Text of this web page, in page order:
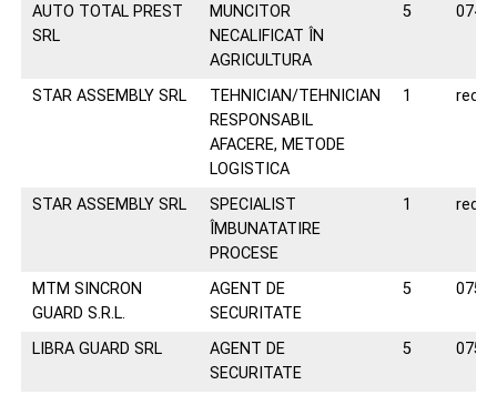
AUTO TOTAL PREST
SRL
MUNCITOR
NECALIFICAT ÎN
AGRICULTURA
5
STAR ASSEMBLY SRL
TEHNICIAN/TEHNICIAN
RESPONSABIL
AFACERE, METODE
LOGISTICA
1
STAR ASSEMBLY SRL
SPECIALIST
ÎMBUNATATIRE
PROCESE
1
MTM SINCRON
GUARD S.R.L.
AGENT DE
SECURITATE
5
LIBRA GUARD SRL
AGENT DE
SECURITATE
5